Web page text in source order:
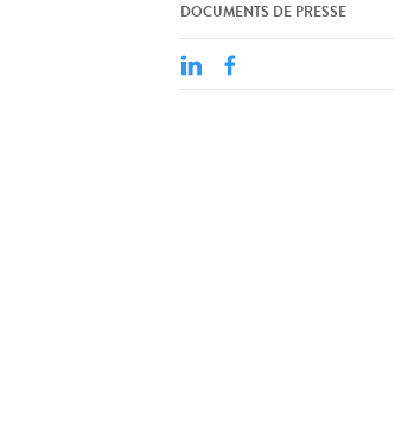
DOCUMENTS DE PRESSE